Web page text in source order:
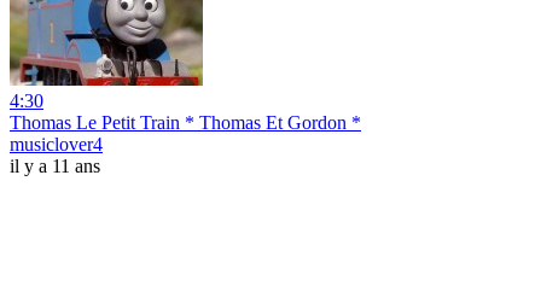
4:30
Thomas Le Petit Train * Thomas Et Gordon *
musiclover4
il y a 11 ans